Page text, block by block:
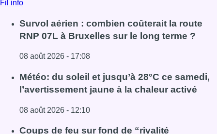
Fil info
Survol aérien : combien coûterait la route
RNP 07L à Bruxelles sur le long terme ?
08 août 2026 - 17:08
Lire l'article Survol aérien : combien coûterait la route
Météo: du soleil et jusqu’à 28°C ce samedi,
l’avertissement jaune à la chaleur activé
08 août 2026 - 12:10
Lire l'article Météo: du soleil et jusqu’à 28°C ce samedi,
Coups de feu sur fond de “rivalité